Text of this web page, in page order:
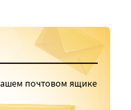
почтовом ящике